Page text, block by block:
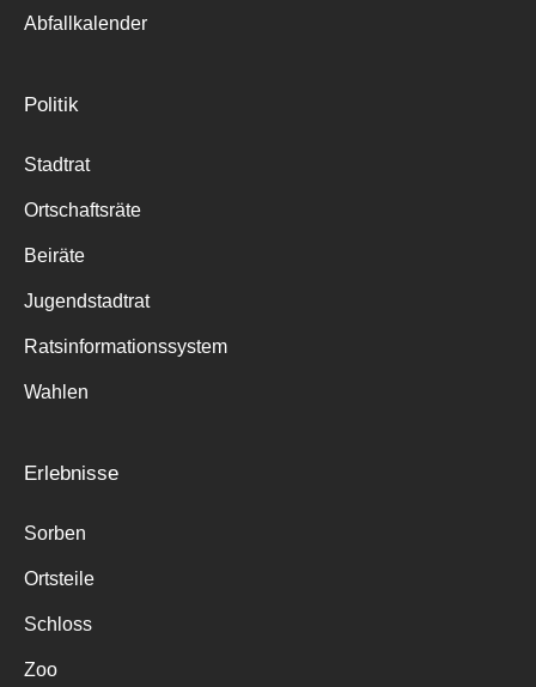
Abfallkalender
Politik
Stadtrat
Ortschaftsräte
Beiräte
Jugendstadtrat
Ratsinformationssystem
Wahlen
Erlebnisse
Sorben
Ortsteile
Schloss
Zoo